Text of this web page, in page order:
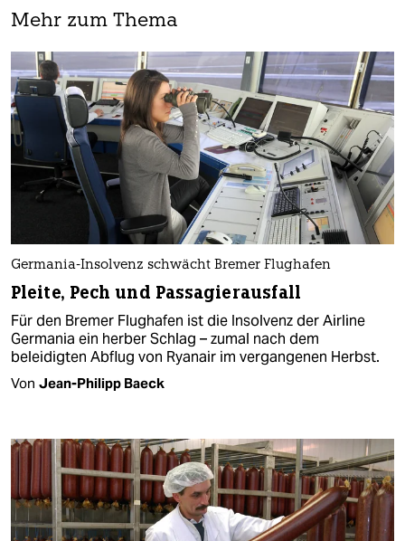
Mehr zum Thema
Germania-Insolvenz schwächt Bremer Flughafen
Pleite, Pech und Passagierausfall
Für den Bremer Flughafen ist die Insolvenz der Airline
Germania ein herber Schlag – zumal nach dem
beleidigten Abflug von Ryanair im vergangenen Herbst.
Von Jean-Philipp Baeck